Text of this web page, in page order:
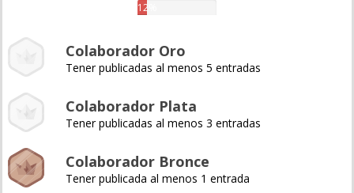
12%
Colaborador Oro
Tener publicadas al menos 5 entradas
Colaborador Plata
Tener publicadas al menos 3 entradas
Colaborador Bronce
Tener publicada al menos 1 entrada